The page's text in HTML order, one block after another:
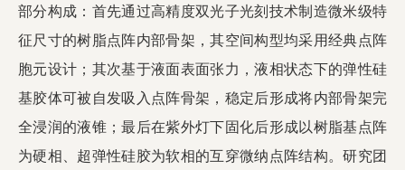
部分构成：首先通过高精度双光子光刻技术制造微米级特
征尺寸的树脂点阵内部骨架，其空间构型均采用经典点阵
胞元设计；其次基于液面表面张力，液相状态下的弹性硅
基胶体可被自发吸入点阵骨架，稳定后形成将内部骨架完
全浸润的液锥；最后在紫外灯下固化后形成以树脂基点阵
为硬相、超弹性硅胶为软相的互穿微纳点阵结构。研究团